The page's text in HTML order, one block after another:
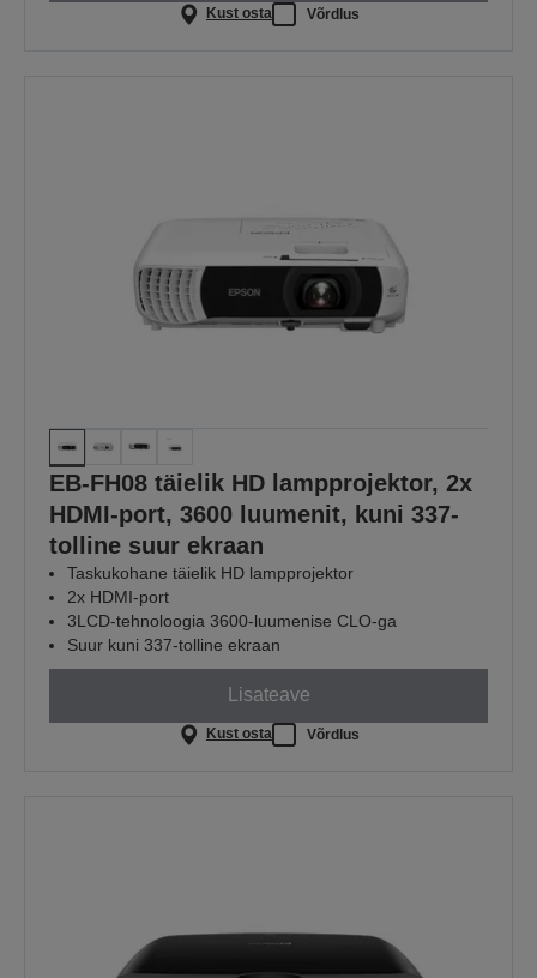
Kust osta Võrdlus
EB-FH08 täielik HD lampprojektor, 2x
HDMI-port, 3600 luumenit, kuni 337-
tolline suur ekraan
Taskukohane täielik HD lampprojektor
2x HDMI-port
3LCD-tehnoloogia 3600-luumenise CLO-ga
Suur kuni 337-tolline ekraan
Lisateave
Kust osta Võrdlus